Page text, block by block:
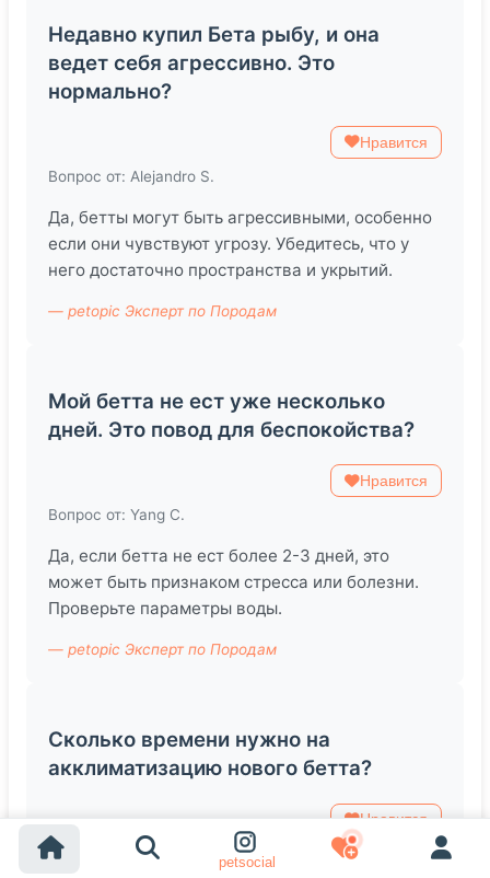
petsocial
Недавно купил Бета рыбу, и она
ведет себя агрессивно. Это
нормально?
Нравится
Вопрос от: Alejandro S.
Да, бетты могут быть агрессивными, особенно
если они чувствуют угрозу. Убедитесь, что у
него достаточно пространства и укрытий.
— petopic Эксперт по Породам
Мой бетта не ест уже несколько
дней. Это повод для беспокойства?
Нравится
Вопрос от: Yang C.
Да, если бетта не ест более 2-3 дней, это
может быть признаком стресса или болезни.
Проверьте параметры воды.
— petopic Эксперт по Породам
Сколько времени нужно на
акклиматизацию нового бетта?
Нравится
Вопрос от: Melody Z.